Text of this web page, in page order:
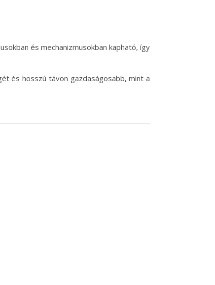
és mechanizmusokban kapható, így
és hosszú távon gazdaságosabb, mint a